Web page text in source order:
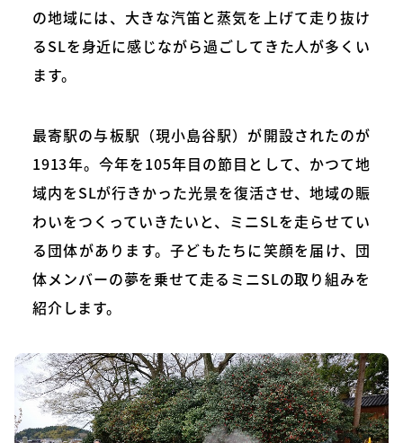
の地域には、大きな汽笛と蒸気を上げて走り抜け
るSLを身近に感じながら過ごしてきた人が多くい
ます。
最寄駅の与板駅（現小島谷駅）が開設されたのが
1913年。今年を105年目の節目として、かつて地
域内をSLが行きかった光景を復活させ、地域の賑
わいをつくっていきたいと、ミニSLを走らせてい
る団体があります。子どもたちに笑顔を届け、団
体メンバーの夢を乗せて走るミニSLの取り組みを
紹介します。